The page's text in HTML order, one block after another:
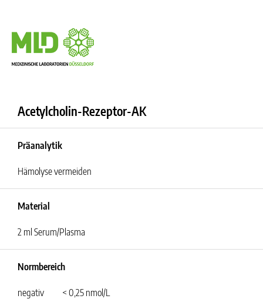
Acetylcholin-Rezeptor-AK
Präanalytik
Hämolyse vermeiden
Material
2 ml Serum/Plasma
Normbereich
negativ
< 0,25 nmol/L